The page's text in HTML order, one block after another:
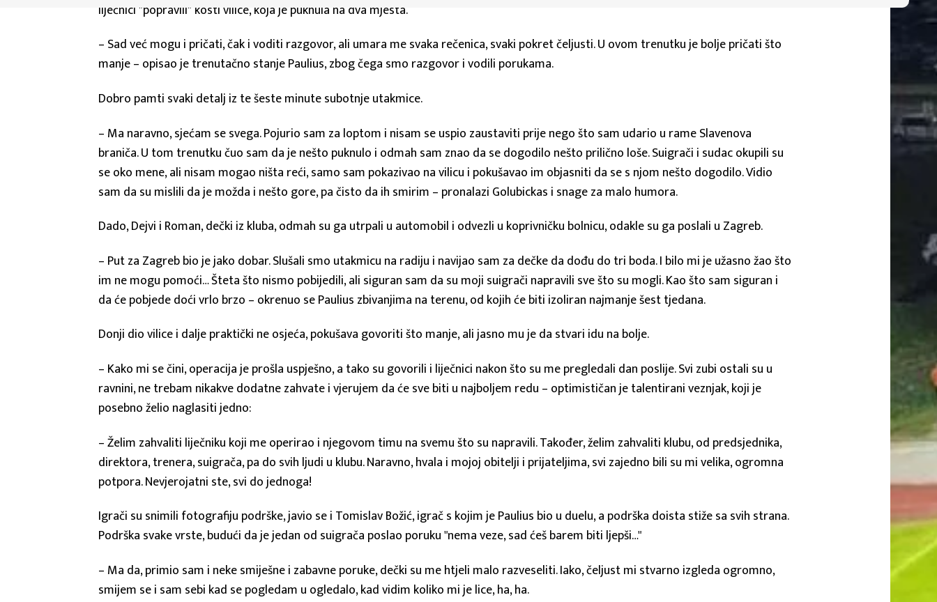
liječnici "popravili" kosti vilice, koja je puknula na dva mjesta.
– Sad već mogu i pričati, čak i voditi razgovor, ali umara me svaka rečenica, svaki pokret čeljusti. U ovom trenutku je bolje pričati što
manje – opisao je trenutačno stanje Paulius, zbog čega smo razgovor i vodili porukama.
Dobro pamti svaki detalj iz te šeste minute subotnje utakmice.
– Ma naravno, sjećam se svega. Pojurio sam za loptom i nisam se uspio zaustaviti prije nego što sam udario u rame Slavenova
braniča. U tom trenutku čuo sam da je nešto puknulo i odmah sam znao da se dogodilo nešto prilično loše. Suigrači i sudac okupili su
se oko mene, ali nisam mogao ništa reći, samo sam pokazivao na vilicu i pokušavao im objasniti da se s njom nešto dogodilo. Vidio
sam da su mislili da je možda i nešto gore, pa čisto da ih smirim – pronalazi Golubickas i snage za malo humora.
Dado, Dejvi i Roman, dečki iz kluba, odmah su ga utrpali u automobil i odvezli u koprivničku bolnicu, odakle su ga poslali u Zagreb.
– Put za Zagreb bio je jako dobar. Slušali smo utakmicu na radiju i navijao sam za dečke da dođu do tri boda. I bilo mi je užasno žao što
im ne mogu pomoći… Šteta što nismo pobijedili, ali siguran sam da su moji suigrači napravili sve što su mogli. Kao što sam siguran i
da će pobjede doći vrlo brzo – okrenuo se Paulius zbivanjima na terenu, od kojih će biti izoliran najmanje šest tjedana.
Donji dio vilice i dalje praktički ne osjeća, pokušava govoriti što manje, ali jasno mu je da stvari idu na bolje.
– Kako mi se čini, operacija je prošla uspješno, a tako su govorili i liječnici nakon što su me pregledali dan poslije. Svi zubi ostali su u
ravnini, ne trebam nikakve dodatne zahvate i vjerujem da će sve biti u najboljem redu – optimističan je talentirani veznjak, koji je
posebno želio naglasiti jedno:
– Želim zahvaliti liječniku koji me operirao i njegovom timu na svemu što su napravili. Također, želim zahvaliti klubu, od predsjednika,
direktora, trenera, suigrača, pa do svih ljudi u klubu. Naravno, hvala i mojoj obitelji i prijateljima, svi zajedno bili su mi velika, ogromna
potpora. Nevjerojatni ste, svi do jednoga!
Igrači su snimili fotografiju podrške, javio se i Tomislav Božić, igrač s kojim je Paulius bio u duelu, a podrška doista stiže sa svih strana.
Podrška svake vrste, budući da je jedan od suigrača poslao poruku "nema veze, sad ćeš barem biti ljepši…"
– Ma da, primio sam i neke smiješne i zabavne poruke, dečki su me htjeli malo razveseliti. Iako, čeljust mi stvarno izgleda ogromno,
smijem se i sam sebi kad se pogledam u ogledalo, kad vidim koliko mi je lice, ha, ha.